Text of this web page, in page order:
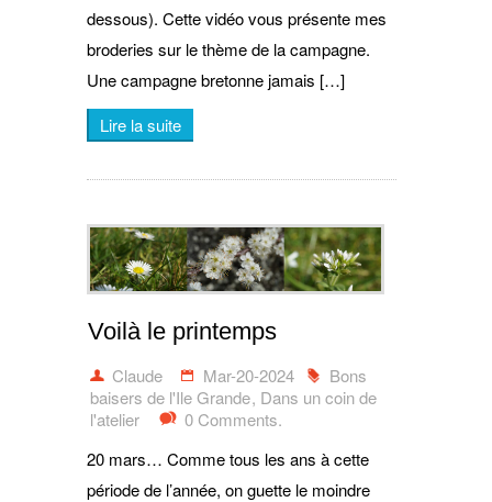
dessous). Cette vidéo vous présente mes
broderies sur le thème de la campagne.
Une campagne bretonne jamais […]
Lire la suite
Voilà le printemps
Claude Mar-20-2024
Bons
baisers de l'Ile Grande, Dans un coin de
l'atelier
0 Comments.
20 mars… Comme tous les ans à cette
période de l’année, on guette le moindre